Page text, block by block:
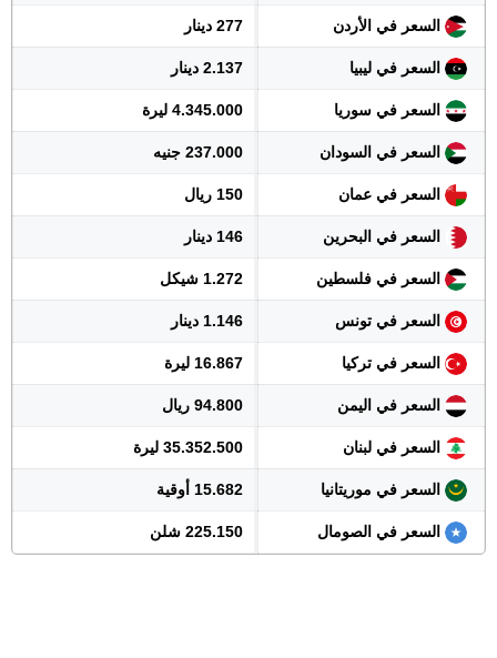
السعر في الأردن 277 دينار
السعر في ليبيا 2.137 دينار
السعر في سوريا 4.345.000 ليرة
السعر في السودان 237.000 جنيه
السعر في عمان 150 ريال
السعر في البحرين 146 دينار
السعر في فلسطين 1.272 شيكل
السعر في تونس 1.146 دينار
السعر في تركيا 16.867 ليرة
السعر في اليمن 94.800 ريال
السعر في لبنان 35.352.500 ليرة
السعر في موريتانيا 15.682 أوقية
السعر في الصومال 225.150 شلن